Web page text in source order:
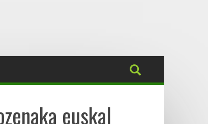
euskal